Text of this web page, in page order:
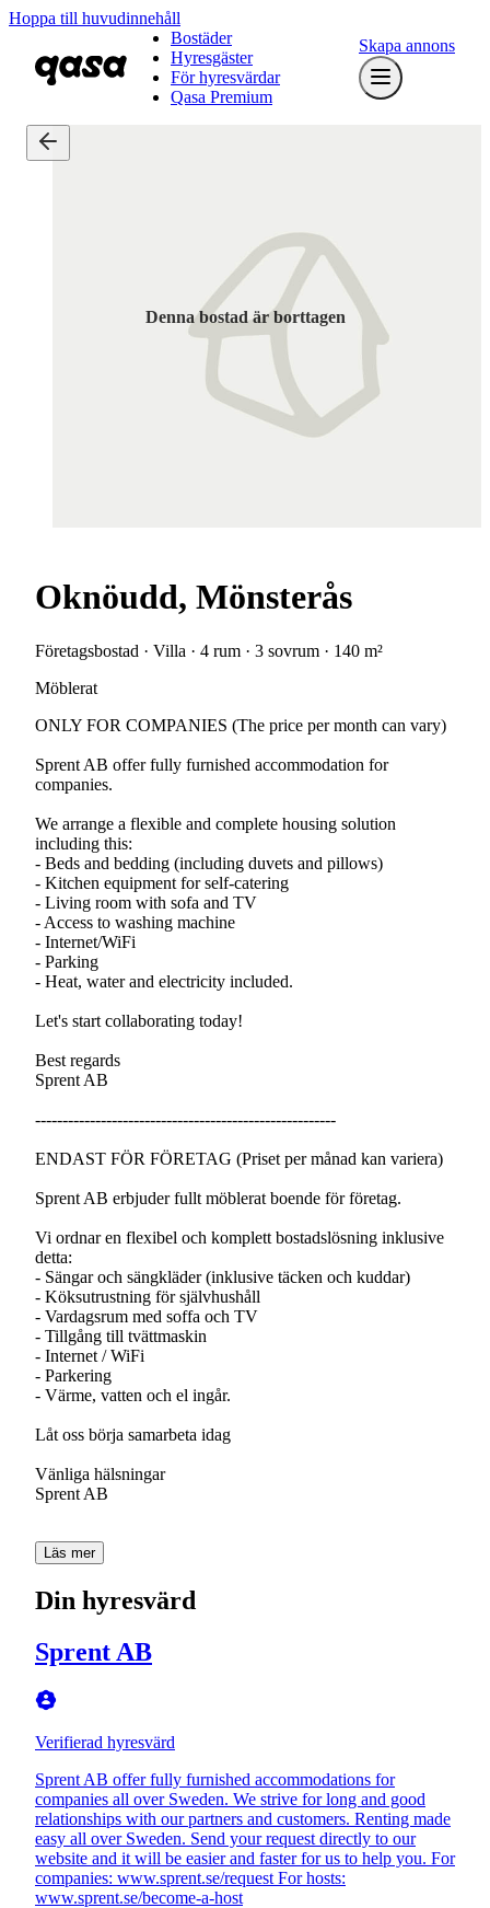
Hoppa till huvudinnehåll
Bostäder
Hyresgäster
För hyresvärdar
Qasa Premium
Skapa annons
Denna bostad är borttagen
Oknöudd, Mönsterås
Företagsbostad · Villa · 4 rum · 3 sovrum · 140 m²
Möblerat
ONLY FOR COMPANIES (The price per month can vary)
Sprent AB offer fully furnished accommodation for
companies.
We arrange a flexible and complete housing solution
including this:
- Beds and bedding (including duvets and pillows)
- Kitchen equipment for self-catering
- Living room with sofa and TV
- Access to washing machine
- Internet/WiFi
- Parking
- Heat, water and electricity included.
Let's start collaborating today!
Best regards
Sprent AB
-------------------------------------------------------
ENDAST FÖR FÖRETAG (Priset per månad kan variera)
Sprent AB erbjuder fullt möblerat boende för företag.
Vi ordnar en flexibel och komplett bostadslösning inklusive
detta:
- Sängar och sängkläder (inklusive täcken och kuddar)
- Köksutrustning för självhushåll
- Vardagsrum med soffa och TV
- Tillgång till tvättmaskin
- Internet / WiFi
- Parkering
- Värme, vatten och el ingår.
Låt oss börja samarbeta idag
Vänliga hälsningar
Sprent AB
Läs mer
Din hyresvärd
Sprent AB
Verifierad hyresvärd
Sprent AB offer fully furnished accommodations for
companies all over Sweden. We strive for long and good
relationships with our partners and customers. Renting made
easy all over Sweden. Send your request directly to our
website and it will be easier and faster for us to help you. For
companies: www.sprent.se/request For hosts:
www.sprent.se/become-a-host